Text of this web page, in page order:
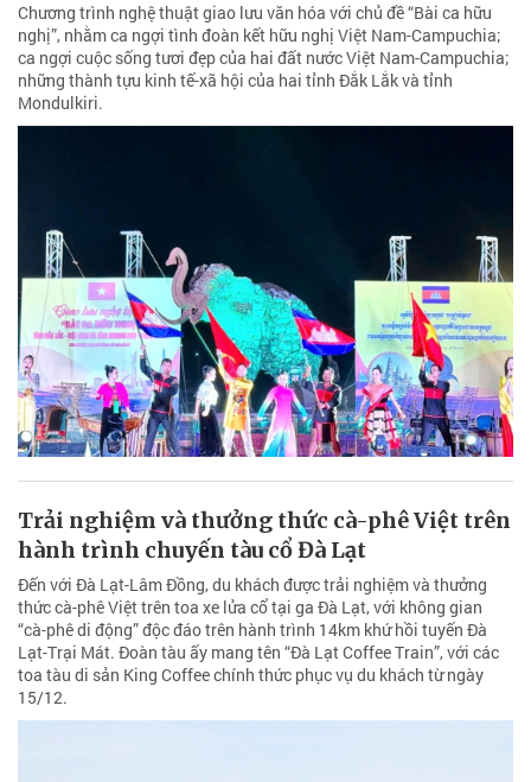
Chương trình nghệ thuật giao lưu văn hóa với chủ đề “Bài ca hữu
nghị”, nhằm ca ngợi tình đoàn kết hữu nghị Việt Nam-Campuchia;
ca ngợi cuộc sống tươi đẹp của hai đất nước Việt Nam-Campuchia;
những thành tựu kinh tế-xã hội của hai tỉnh Đắk Lắk và tỉnh
Mondulkiri.
Trải nghiệm và thưởng thức cà-phê Việt trên
hành trình chuyến tàu cổ Đà Lạt
Đến với Đà Lạt-Lâm Đồng, du khách được trải nghiệm và thưởng
thức cà-phê Việt trên toa xe lửa cổ tại ga Đà Lạt, với không gian
“cà-phê di động” độc đáo trên hành trình 14km khứ hồi tuyến Đà
Lạt-Trại Mát. Đoàn tàu ấy mang tên “Đà Lạt Coffee Train”, với các
toa tàu di sản King Coffee chính thức phục vụ du khách từ ngày
15/12.